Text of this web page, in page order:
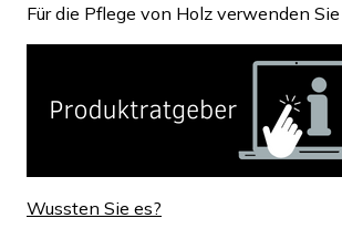
Für die Pflege von Holz verwenden Sie
Wussten Sie es?